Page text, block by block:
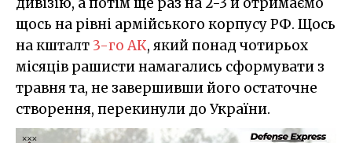
щось на рівні армійського корпусу РФ. Щось
на кшталт 3-го АК, який понад чотирьох
місяців рашисти намагались сформувати з
травня та, не завершивши його остаточне
створення, перекинули до України.